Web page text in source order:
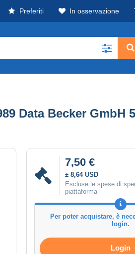
Preferiti In osservazione
Data Becker GmbH
7,50 €
± 8,64 USD
Escluse le spese di
piattaforma
Per poter acquistare, è
login.
Login